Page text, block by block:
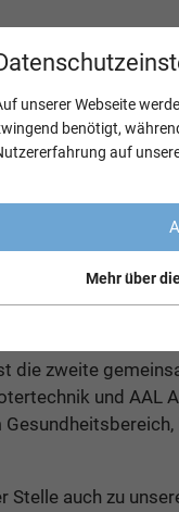
auch in diesem
die zweite
und AAL
Stelle auch zu
unserer Webseite
benötigt,
auf
Mehr über